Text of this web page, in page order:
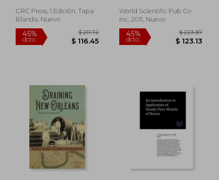
40% 45%
Platform (en Inglés)
CRC Press, 1 Edición, Tapa
Blanda, Nuevo
World Scientific Pub Co
Inc, 2011, Nuevo